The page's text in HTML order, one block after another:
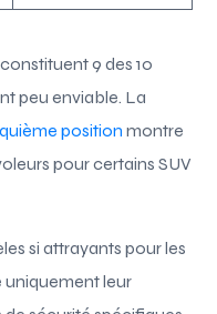
9 des 10
peu enviable. La
position montre
pour certains SUV
si attrayants pour les
uniquement leur